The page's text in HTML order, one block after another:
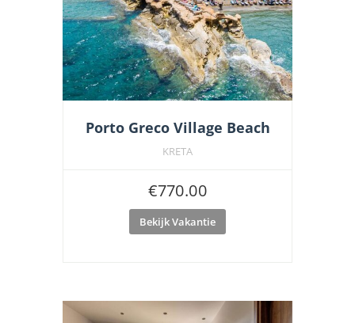
Porto Greco Village Beach
KRETA
€770.00
Bekijk Vakantie